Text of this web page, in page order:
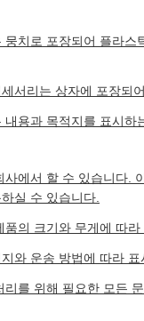
뭉치로 포장되어 플라스
서리는 상자에 포장되
내용과 목적지를 표시하
사에서 할 수 있습니다.
실 수 있습니다.
품의 크기와 무게에 따라
와 운송 방법에 따라 표
리를 위해 필요한 모든